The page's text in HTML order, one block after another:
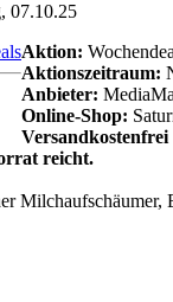
07.10.25
Aktion:
Aktionszeitraum:
Anbieter:
Online-Shop:
Versandkostenfrei
reicht.
Milchaufschäumer,